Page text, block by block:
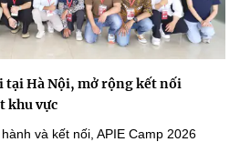
tại Hà Nội, mở rộng kết nối
khu vực
và kết nối, APIE Camp 2026